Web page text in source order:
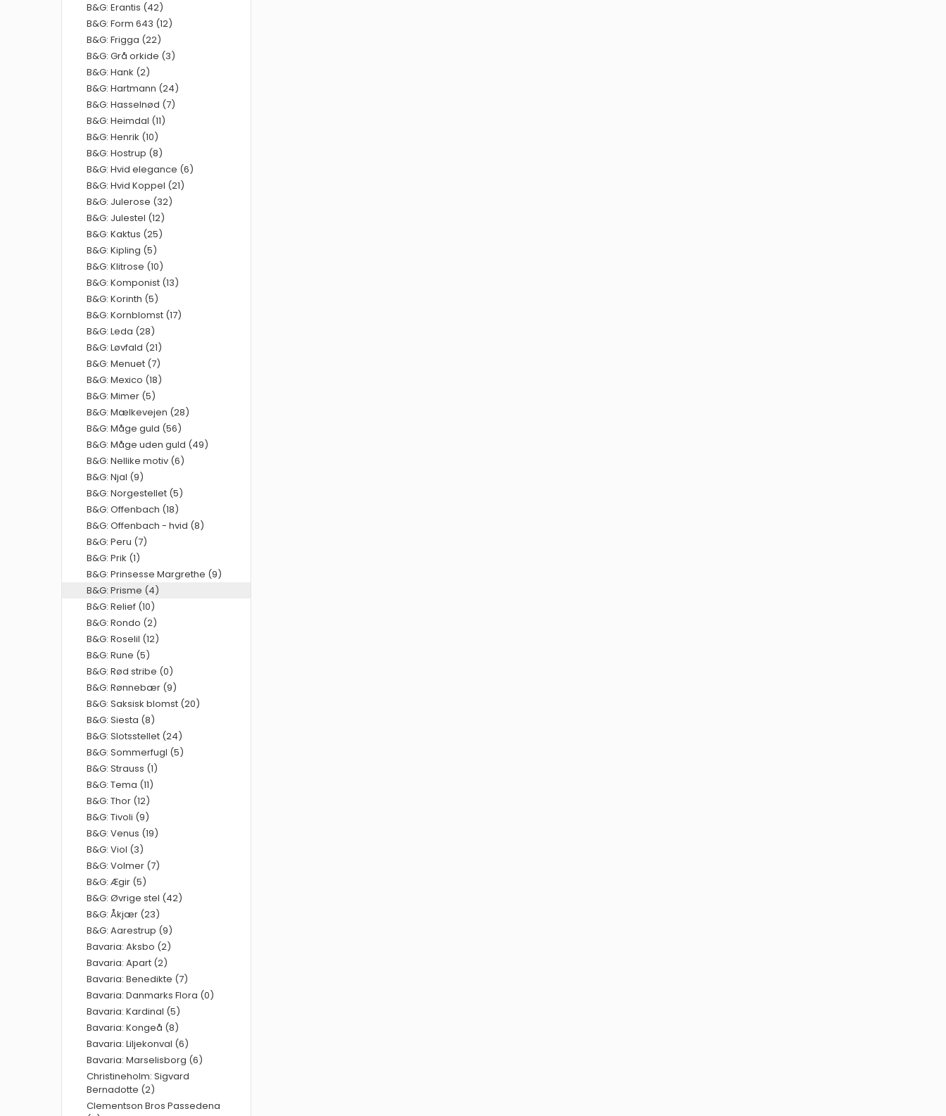
B&G: Erantis (42)
B&G: Form 643 (12)
B&G: Frigga (22)
B&G: Grå orkide (3)
B&G: Hank (2)
B&G: Hartmann (24)
B&G: Hasselnød (7)
B&G: Heimdal (11)
B&G: Henrik (10)
B&G: Hostrup (8)
B&G: Hvid elegance (6)
B&G: Hvid Koppel (21)
B&G: Julerose (32)
B&G: Julestel (12)
B&G: Kaktus (25)
B&G: Kipling (5)
B&G: Klitrose (10)
B&G: Komponist (13)
B&G: Korinth (5)
B&G: Kornblomst (17)
B&G: Leda (28)
B&G: Løvfald (21)
B&G: Menuet (7)
B&G: Mexico (18)
B&G: Mimer (5)
B&G: Mælkevejen (28)
B&G: Måge guld (56)
B&G: Måge uden guld (49)
B&G: Nellike motiv (6)
B&G: Njal (9)
B&G: Norgestellet (5)
B&G: Offenbach (18)
B&G: Offenbach - hvid (8)
B&G: Peru (7)
B&G: Prik (1)
B&G: Prinsesse Margrethe (9)
B&G: Prisme (4)
B&G: Relief (10)
B&G: Rondo (2)
B&G: Roselil (12)
B&G: Rune (5)
B&G: Rød stribe (0)
B&G: Rønnebær (9)
B&G: Saksisk blomst (20)
B&G: Siesta (8)
B&G: Slotsstellet (24)
B&G: Sommerfugl (5)
B&G: Strauss (1)
B&G: Tema (11)
B&G: Thor (12)
B&G: Tivoli (9)
B&G: Venus (19)
B&G: Viol (3)
B&G: Volmer (7)
B&G: Ægir (5)
B&G: Øvrige stel (42)
B&G: Åkjær (23)
B&G: Aarestrup (9)
Bavaria: Aksbo (2)
Bavaria: Apart (2)
Bavaria: Benedikte (7)
Bavaria: Danmarks Flora (0)
Bavaria: Kardinal (5)
Bavaria: Kongeå (8)
Bavaria: Liljekonval (6)
Bavaria: Marselisborg (6)
Christineholm: Sigvard
Bernadotte (2)
Clementson Bros Passedena